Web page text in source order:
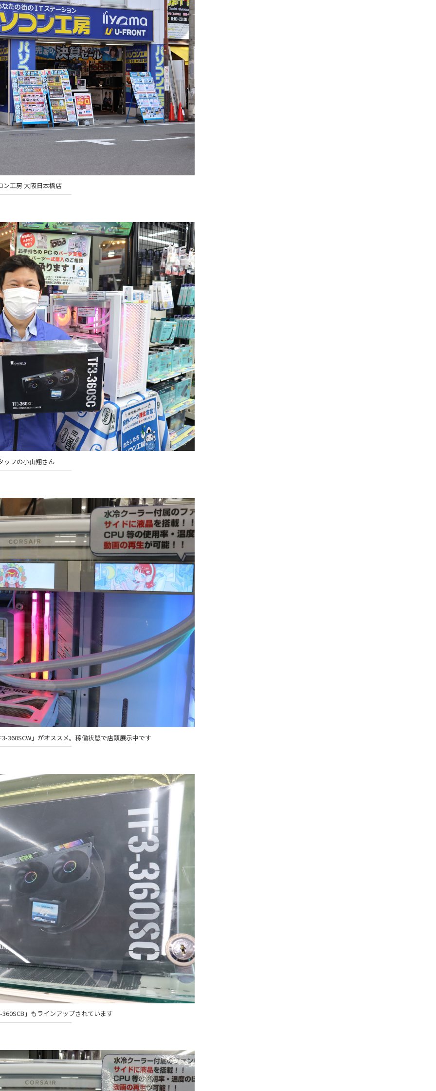
ン工房 大阪日本橋店
ッフの小山翔さん
360SCW」がオススメ。稼働状態で店頭展示中です
」もラインアップされています